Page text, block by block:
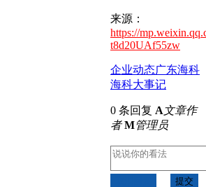
来源：
https://
t8d20UAf55zw
企业动态广东海科
海科大事记
0 条回复 A文章作
者 M管理员
提交